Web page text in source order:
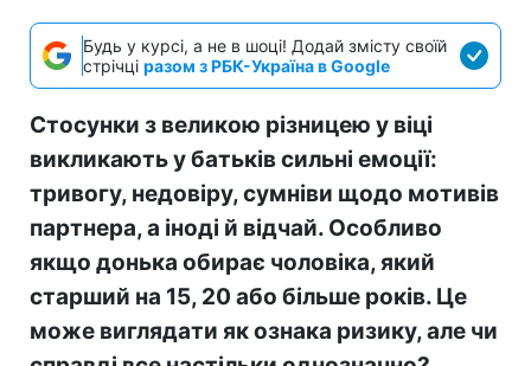
Будь у курсі, а не в шоці! Додай змісту своїй
стрічці разом з РБК-Україна в Google
Стосунки з великою різницею у віці
викликають у батьків сильні емоції:
тривогу, недовіру, сумніви щодо мотивів
партнера, а іноді й відчай. Особливо
якщо донька обирає чоловіка, який
старший на 15, 20 або більше років. Це
може виглядати як ознака ризику, але чи